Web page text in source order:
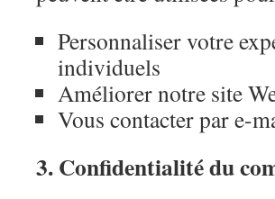
Personnaliser votre
individuels
Améliorer notre site
Vous contacter par e-
3. Confidentialité du